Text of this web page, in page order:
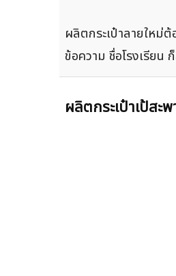
ผลิตกระเป๋าลายใหม่
ข้อความ ชื่อโรงเรียน
ผลิตกระเป๋าเป้ส